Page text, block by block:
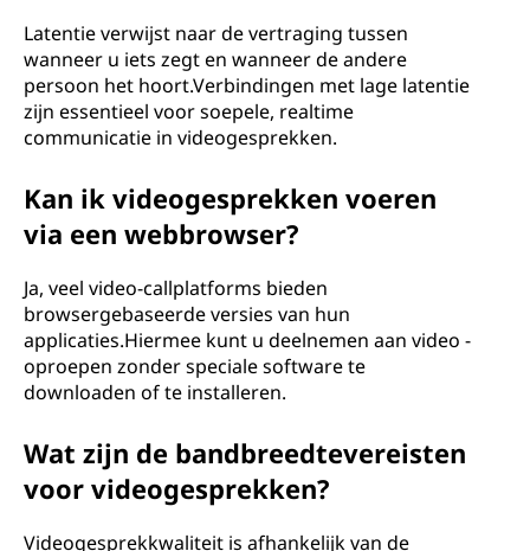
Latentie verwijst naar de vertraging tussen
wanneer u iets zegt en wanneer de andere
persoon het hoort.Verbindingen met lage latentie
zijn essentieel voor soepele, realtime
communicatie in videogesprekken.
Kan ik videogesprekken voeren
via een webbrowser?
Ja, veel video-callplatforms bieden
browsergebaseerde versies van hun
applicaties.Hiermee kunt u deelnemen aan video -
oproepen zonder speciale software te
downloaden of te installeren.
Wat zijn de bandbreedtevereisten
voor videogesprekken?
Videogesprekkwaliteit is afhankelijk van de